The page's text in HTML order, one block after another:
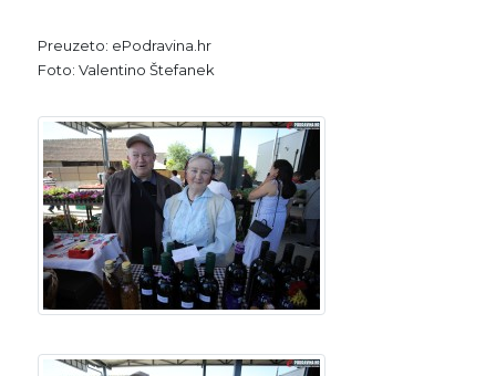
Preuzeto: ePodravina.hr
Foto: Valentino Štefanek